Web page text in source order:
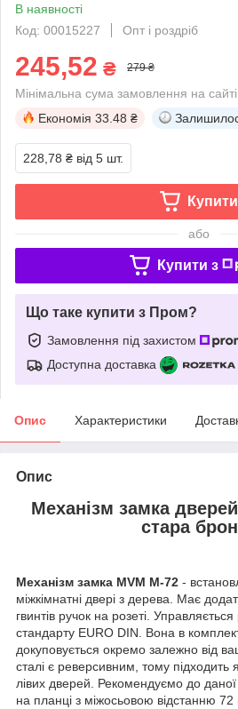
В наявності
Код: 00015227
Опт і роздріб
245,52 ₴ 279 ₴
Мінімальна сума замовлення на
Економія 33.48 ₴
228,78 ₴ від 5 шт.
Купити
або
Купити з
Що таке купити з Пром?
Замовлення під захистом
Доступна доставка
Опис Характеристики
Опис
Механізм замка дверей
стара
Механізм замка MVM M-72 -
міжкімнатні двері з дерева. Має
гвинтів ручок на розеті.
стандарту EURO DIN. Вона в
докуповується окремо залежно від
сталі є реверсивним, тому підходить
лівих дверей. Рекомендуємо до даної
на планці з міжосьовою відстанню